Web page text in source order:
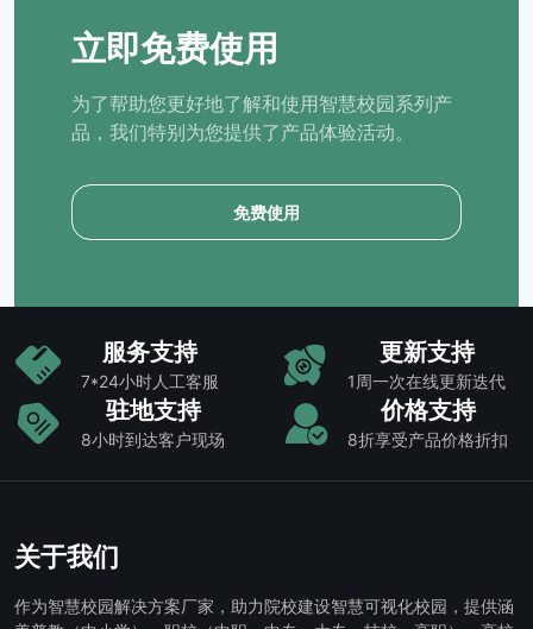
立即免费使用
为了帮助您更好地了解和使用智慧校园系列产
品，我们特别为您提供了产品体验活动。
免费使用
服务支持
7*24小时人工客服
更新支持
1周一次在线更新迭代
驻地支持
8小时到达客户现场
价格支持
8折享受产品价格折扣
关于我们
作为智慧校园解决方案厂家，助力院校建设智慧可视化校园，提供涵